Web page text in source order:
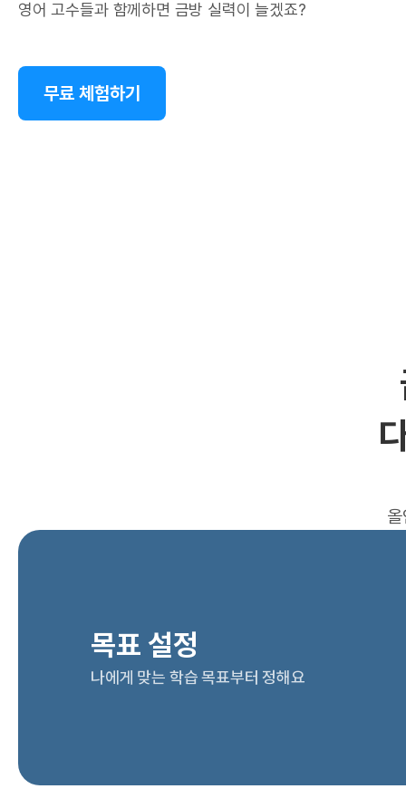
영어 고수들과 함께하면 금방 실력이 늘겠죠?
무료 체험하기
목표 설정
나에게 맞는 학습 목표부터 정해요